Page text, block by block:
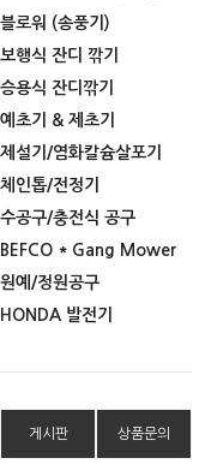
블로워 (송풍기)
보행식 잔디 깎기
승용식 잔디깎기
예초기 & 제초기
제설기/염화칼슘살포기
체인톱/전정기
수공구/충전식 공구
BEFCO * Gang Mower
원예/정원공구
HONDA 발전기
게시판 상품문의